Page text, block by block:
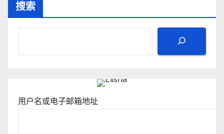
搜索
用户名或电子邮箱地址